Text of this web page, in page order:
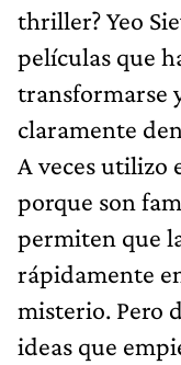
thriller? Yeo
películas que
transformarse
claramente
A veces utilizo
porque son
permiten que
rápidamente
misterio. Pero
ideas que